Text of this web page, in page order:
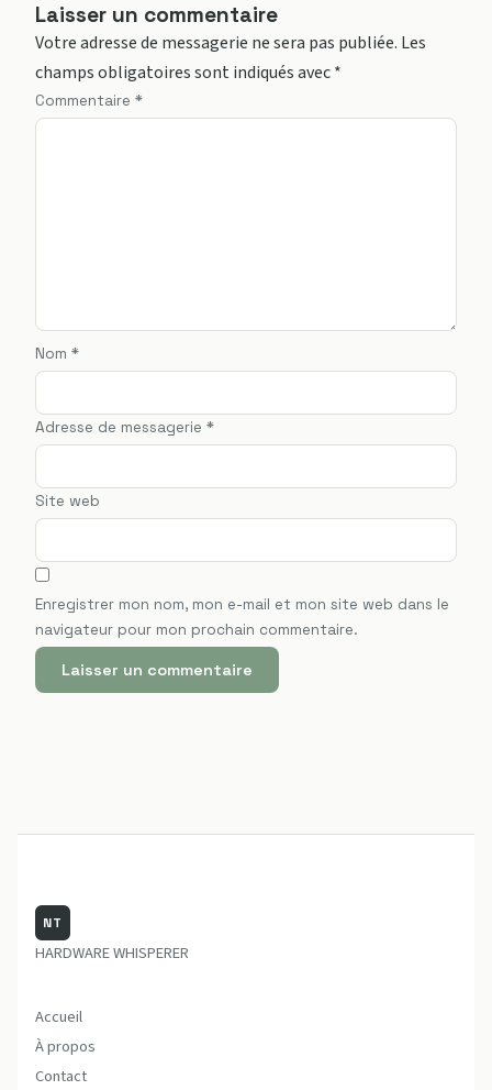
Laisser un commentaire
Votre adresse de messagerie ne sera pas publiée. Les
champs obligatoires sont indiqués avec*
Commentaire *
Nom *
Adresse de messagerie *
Site web
Enregistrer mon nom, mon e-mail et mon site web dans le
navigateur pour mon prochain commentaire.
NT
HARDWARE WHISPERER
Accueil
À propos
Contact